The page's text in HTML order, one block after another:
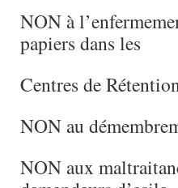
NON à
papiers dans les
Centres de
NON au
NON aux